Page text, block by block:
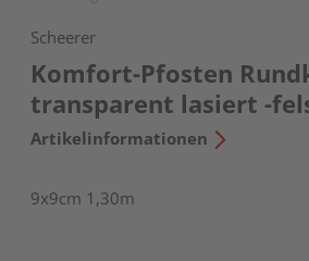
Scheerer
Komfort-Pfosten
transparent lasiert -
Artikelinformationen
9x9cm 1,30m